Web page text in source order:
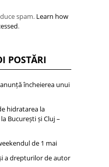
spam. Learn how
.
POSTĂRI
încheierea unui
hidratarea la
București și Cluj –
de 1 mai
a drepturilor de autor